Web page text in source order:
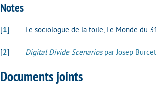
Notes
[1] Le sociologue de la toile, Le Monde du
[2] Digital Divide Scenariospar Josep Burcet
Documents joints